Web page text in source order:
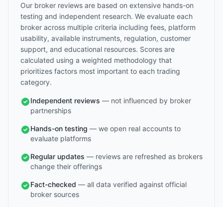
Our broker reviews are based on extensive hands-on
testing and independent research. We evaluate each
broker across multiple criteria including fees, platform
usability, available instruments, regulation, customer
support, and educational resources. Scores are
calculated using a weighted methodology that
prioritizes factors most important to each trading
category.
Independent reviews — not influenced by broker
partnerships
Hands-on testing — we open real accounts to
evaluate platforms
Regular updates — reviews are refreshed as brokers
change their offerings
Fact-checked — all data verified against official
broker sources